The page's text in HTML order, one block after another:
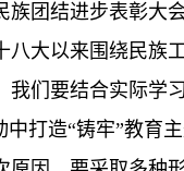
团结进步表彰
大以来围绕民
们要结合实际学
打造“铸牢”教